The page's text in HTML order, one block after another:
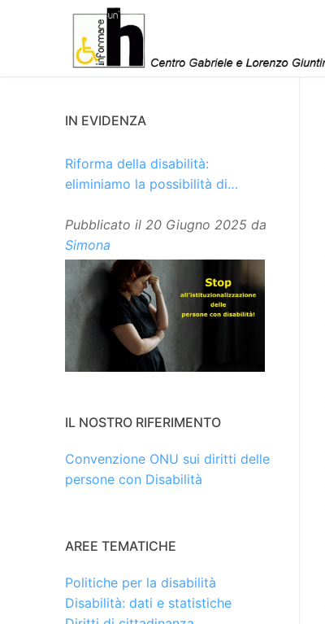
IN EVIDENZA
Riforma della disabilità:
eliminiamo la possibilità di
Pubblicato il 20 Giugno 2025 da
Simona
IL NOSTRO RIFERIMENTO
Convenzione ONU sui diritti delle
persone con Disabilità
AREE TEMATICHE
Politiche per la disabilità
Disabilità: dati e statistiche